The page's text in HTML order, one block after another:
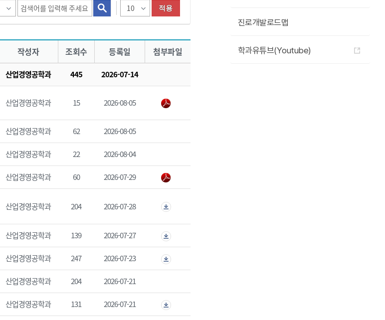
진로개발로드맵
학과유튜브(Youtube)
적용
작성자 조회수 등록일 첨부파일
산업경영공학과 445 2026-07-14
산업경영공학과 15 2026-08-05
산업경영공학과 62 2026-08-05
산업경영공학과 22 2026-08-04
산업경영공학과 60 2026-07-29
산업경영공학과 204 2026-07-28
산업경영공학과 139 2026-07-27
산업경영공학과 247 2026-07-23
산업경영공학과 204 2026-07-21
산업경영공학과 131 2026-07-21